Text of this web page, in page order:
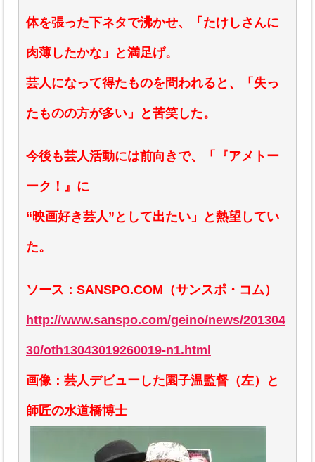
体を張った下ネタで沸かせ、「たけしさんに
肉薄したかな」と満足げ。
芸人になって得たものを問われると、「失っ
たものの方が多い」と苦笑した。
今後も芸人活動には前向きで、「『アメトー
ーク！』に
“映画好き芸人”として出たい」と熱望してい
た。
ソース：SANSPO.COM（サンスポ・コム）
http://www.sanspo.com/geino/news/201304
30/oth13043019260019-n1.html
画像：芸人デビューした園子温監督（左）と
師匠の水道橋博士